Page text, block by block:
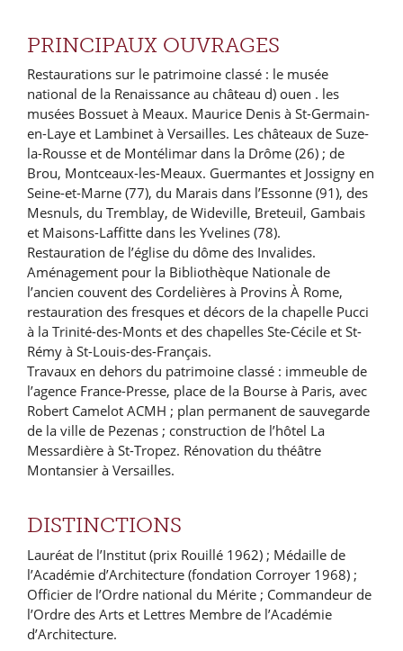
PRINCIPAUX OUVRAGES
Restaurations sur le patrimoine classé : le musée
national de la Renaissance au château d) ouen . les
musées Bossuet à Meaux. Maurice Denis à St-Germain-
en-Laye et Lambinet à Versailles. Les châteaux de Suze-
la-Rousse et de Montélimar dans la Drôme (26) ; de
Brou, Montceaux-les-Meaux. Guermantes et Jossigny en
Seine-et-Marne (77), du Marais dans l’Essonne (91), des
Mesnuls, du Tremblay, de Wideville, Breteuil, Gambais
et Maisons-Laffitte dans les Yvelines (78).
Restauration de l’église du dôme des Invalides.
Aménagement pour la Bibliothèque Nationale de
l’ancien couvent des Cordelières à Provins À Rome,
restauration des fresques et décors de la chapelle Pucci
à la Trinité-des-Monts et des chapelles Ste-Cécile et St-
Rémy à St-Louis-des-Français.
Travaux en dehors du patrimoine classé : immeuble de
l’agence France-Presse, place de la Bourse à Paris, avec
Robert Camelot ACMH ; plan permanent de sauvegarde
de la ville de Pezenas ; construction de l’hôtel La
Messardière à St-Tropez. Rénovation du théâtre
Montansier à Versailles.
DISTINCTIONS
Lauréat de l’Institut (prix Rouillé 1962) ; Médaille de
l’Académie d’Architecture (fondation Corroyer 1968) ;
Officier de l’Ordre national du Mérite ; Commandeur de
l’Ordre des Arts et Lettres Membre de l’Académie
d’Architecture.